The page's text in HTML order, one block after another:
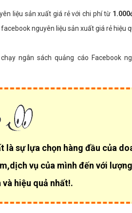
liệu sản xuất giá rẻ với chi phí từ
nguyên liệu sản xuất giá rẻ hiệu
ngân sách quảng cáo Facebook
là sự lựa chọn hàng đầu của
vụ của mình đến với
hiệu quả nhất!.